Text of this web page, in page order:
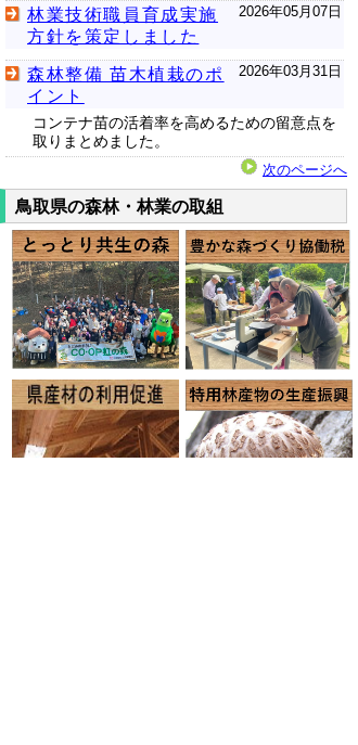
2026年05月07日
林業技術職員育成実施
方針を策定しました
2026年03月31日
森林整備 苗木植栽のポ
イント
コンテナ苗の活着率を高めるための留意点を
取りまとめました。
次のページへ
鳥取県の森林・林業の取組